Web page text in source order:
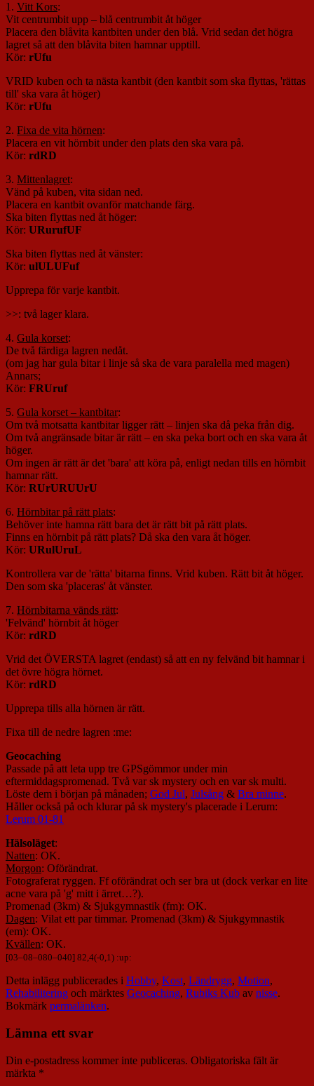
1. Vitt Kors:
Vit centrumbit upp – blå centrumbit åt höger
Placera den blåvita kantbiten under den blå. Vrid sedan det högra
lagret så att den blåvita biten hamnar upptill.
Kör: rUfu
VRID kuben och ta nästa kantbit (den kantbit som ska flyttas, 'rättas
till' ska vara åt höger)
Kör: rUfu
2. Fixa de vita hörnen:
Placera en vit hörnbit under den plats den ska vara på.
Kör: rdRD
3. Mittenlagret:
Vänd på kuben, vita sidan ned.
Placera en kantbit ovanför matchande färg.
Ska biten flyttas ned åt höger:
Kör: URurufUF
Ska biten flyttas ned åt vänster:
Kör: ulULUFuf
Upprepa för varje kantbit.
>>: två lager klara.
4. Gula korset:
De två färdiga lagren nedåt.
(om jag har gula bitar i linje så ska de vara paralella med magen)
Annars;
Kör: FRUruf
5. Gula korset – kantbitar:
Om två motsatta kantbitar ligger rätt – linjen ska då peka från dig.
Om två angränsade bitar är rätt – en ska peka bort och en ska vara åt
höger.
Om ingen är rätt är det 'bara' att köra på, enligt nedan tills en hörnbit
hamnar rätt.
Kör: RUrURUUrU
6. Hörnbitar på rätt plats:
Behöver inte hamna rätt bara det är rätt bit på rätt plats.
Finns en hörnbit på rätt plats? Då ska den vara åt höger.
Kör: URulUruL
Kontrollera var de 'rätta' bitarna finns. Vrid kuben. Rätt bit åt höger.
Den som ska 'placeras' åt vänster.
7. Hörnbitarna vänds rätt:
'Felvänd' hörnbit åt höger
Kör: rdRD
Vrid det ÖVERSTA lagret (endast) så att en ny felvänd bit hamnar i
det övre högra hörnet.
Kör: rdRD
Upprepa tills alla hörnen är rätt.
Fixa till de nedre lagren :me:
Geocaching
Passade på att leta upp tre GPSgömmor under min
eftermiddagspromenad. Två var sk mystery och en var sk multi.
Löste dem i början på månaden; God Jul, Julsång & Bra minne.
Håller också på och klurar på sk mystery's placerade i Lerum:
Lerum 01-81
Hälsoläget:
Natten: OK.
Morgon: Oförändrat.
Fotograferat ryggen. Ff oförändrat och ser bra ut (dock verkar en lite
acne vara på 'g' mitt i ärret…?).
Promenad (3km) & Sjukgymnastik (fm): OK.
Dagen: Vilat ett par timmar. Promenad (3km) & Sjukgymnastik
(em): OK.
Kvällen: OK.
[03–08–080–040] 82,4(-0,1) :up:
Detta inlägg publicerades i Hobby, Kost, Ländrygg, Motion,
Rehabilitering och märktes Geocaching, Rubiks Kub av nisse.
Bokmärk permalänken.
Lämna ett svar
Din e-postadress kommer inte publiceras. Obligatoriska fält är
märkta *